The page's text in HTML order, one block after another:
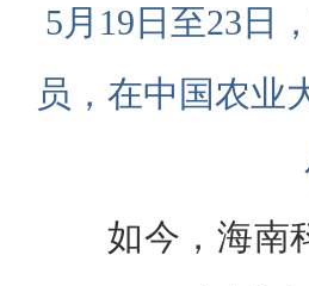
5月19日至23日
员，在中国农业
如今，海南